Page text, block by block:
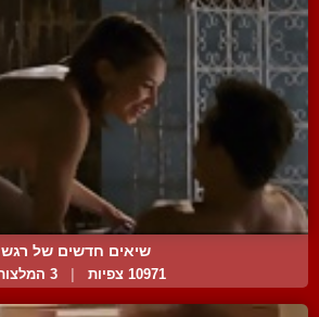
שיאים חדשים של רגש
10971 צפיות 3 המלצות